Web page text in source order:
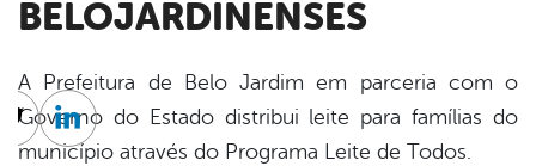
BELOJARDINENSES
A Prefeitura de Belo Jardim em parceria com o
Governo do Estado distribui leite para famílias do
município através do Programa Leite de Todos.
Twitter
Linkedin